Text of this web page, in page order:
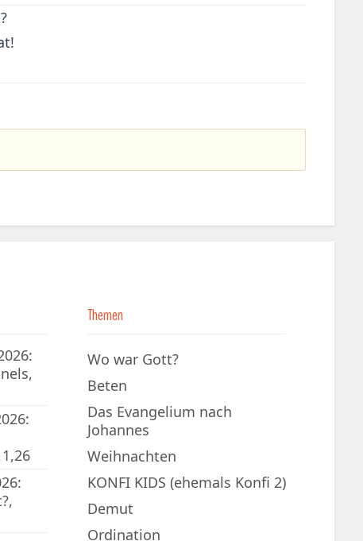
Themen
Wo war Gott?
Beten
Das Evangelium nach
Johannes
Weihnachten
KONFI KIDS (ehemals Konfi 2)
Demut
Ordination